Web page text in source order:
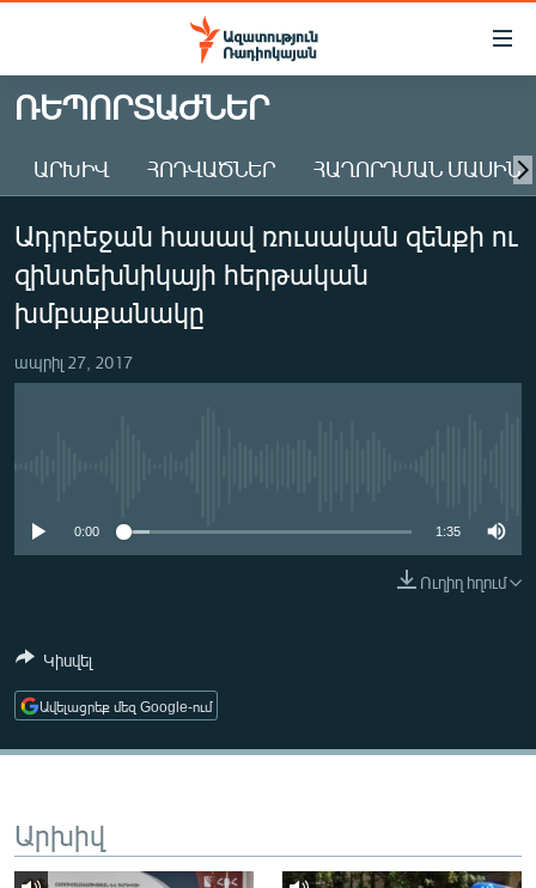
Մատչելիության
Անցնել
հիմնական
Անցնել
հիմնական
մենյուին
Որոնում
ԱԶԱՏՈՒԹՅՈՒՆ TV
ՀԱՅԱՍՏԱՆ
ԸՆՏՐՈՒԹՅՈՒՆՆԵՐ 2026
ԻՐԱՎՈՒՆՔ
ՏՆՏԵՍՈՒԹՅՈՒՆ
ՄԻՋԱԶԳԱՅԻՆ
ՄԵԿՆԱԲԱՆՈՒԹՅՈՒՆ
ՏՏ ԵՒ ԻՆՏԵՐՆԵՏ
ՏԵՍԱՆՅՈՒԹԵՐ
ՌԵՊՈՐՏԱԺՆԵՐ
ԱՐԽԻՎ ՀՈԴՎԱԾՆԵՐ ՀԱՂՈՐԴՄԱՆ ՄԱՍԻՆ
Ադրբեջան հասավ ռուսական զենքի ու
զինտեխնիկայի հերթական
խմբաքանակը
ապրիլ 27, 2017
0:00 1:35
Ուղիղ հղում
Կիսվել
Ավելացրեք մեզ Google-ում
Արխիվ